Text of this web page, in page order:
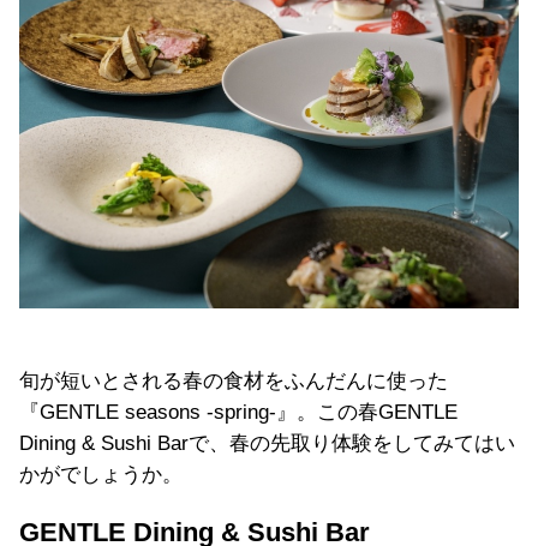
旬が短いとされる春の食材をふんだんに使った
『GENTLE seasons -spring-』。この春GENTLE
Dining & Sushi Barで、春の先取り体験をしてみてはい
かがでしょうか。
GENTLE Dining & Sushi Bar